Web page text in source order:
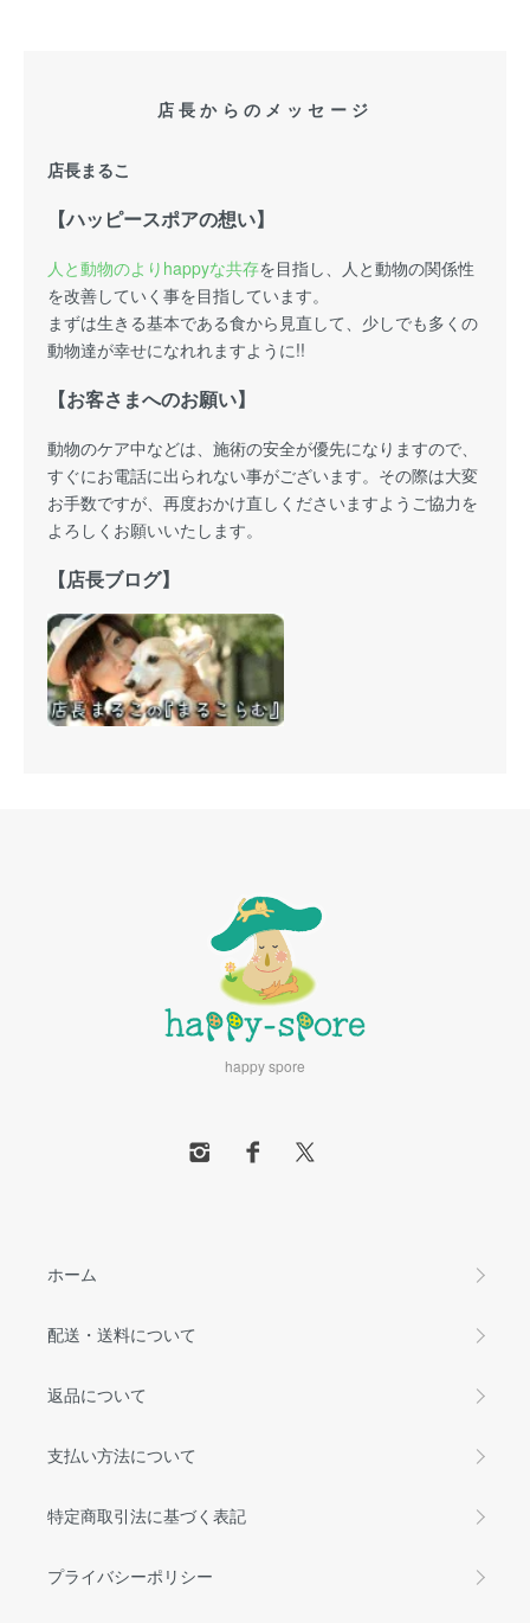
店長からのメッセージ
店長まるこ
【ハッピースポアの想い】
人と動物のよりhappyな共存を目指し、人と動物の関係性
を改善していく事を目指しています。
まずは生きる基本である食から見直して、少しでも多くの
動物達が幸せになれれますように!!
【お客さまへのお願い】
動物のケア中などは、施術の安全が優先になりますので、
すぐにお電話に出られない事がございます。その際は大変
お手数ですが、再度おかけ直しくださいますようご協力を
よろしくお願いいたします。
【店長ブログ】
happy spore
ホーム
配送・送料について
返品について
支払い方法について
特定商取引法に基づく表記
プライバシーポリシー